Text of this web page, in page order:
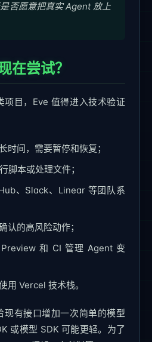
否愿意把真实 Agent 放上
在尝试？
项目，Eve 值得进入技术验证
时间，需要暂停和恢复；
脚本或处理文件；
、Slack、Linear 等团队系
认的高风险动作；
和 CI 管理 Agent 变
用 Vercel 技术栈。
现有接口增加一次简单的模型
或模型 SDK 可能更轻。为了